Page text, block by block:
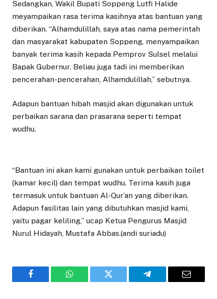
Sedangkan, Wakil Bupati Soppeng Lutfi Halide
meyampaikan rasa terima kasihnya atas bantuan yang
diberikan. “Alhamdulillah, saya atas nama pemerintah
dan masyarakat kabupaten Soppeng, menyampaikan
banyak terima kasih kepada Pemprov Sulsel melalui
Bapak Gubernur. Beliau juga tadi ini memberikan
pencerahan-pencerahan, Alhamdulillah,” sebutnya.
Adapun bantuan hibah masjid akan digunakan untuk
perbaikan sarana dan prasarana seperti tempat
wudhu.
“Bantuan ini akan kami gunakan untuk perbaikan toilet
(kamar kecil) dan tempat wudhu. Terima kasih juga
termasuk untuk bantuan Al-Qur’an yang diberikan.
Adapun fasilitas lain yang dibutuhkan masjid kami,
yaitu pagar keliling,” ucap Ketua Pengurus Masjid
Nurul Hidayah, Mustafa Abbas.(andi suriadu)
Facebook WhatsAppTwitter Telegram Email